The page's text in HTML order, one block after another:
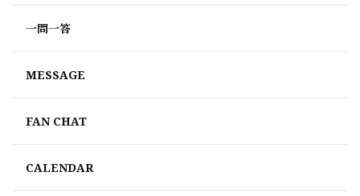
一問一答
MESSAGE
FAN CHAT
CALENDAR